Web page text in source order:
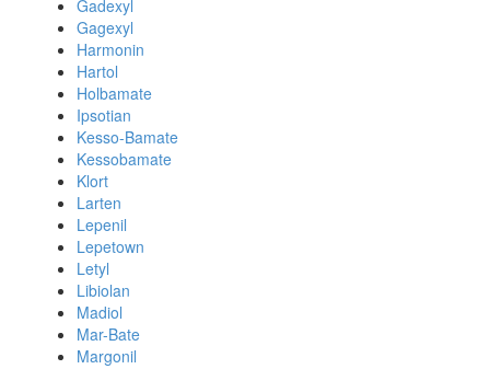
Gadexyl
Gagexyl
Harmonin
Hartol
Holbamate
Ipsotian
Kesso-Bamate
Kessobamate
Klort
Larten
Lepenil
Lepetown
Letyl
Libiolan
Madiol
Mar-Bate
Margonil